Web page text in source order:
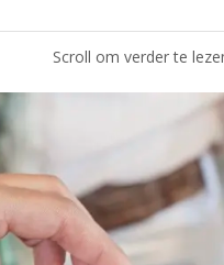
Scroll om verder te